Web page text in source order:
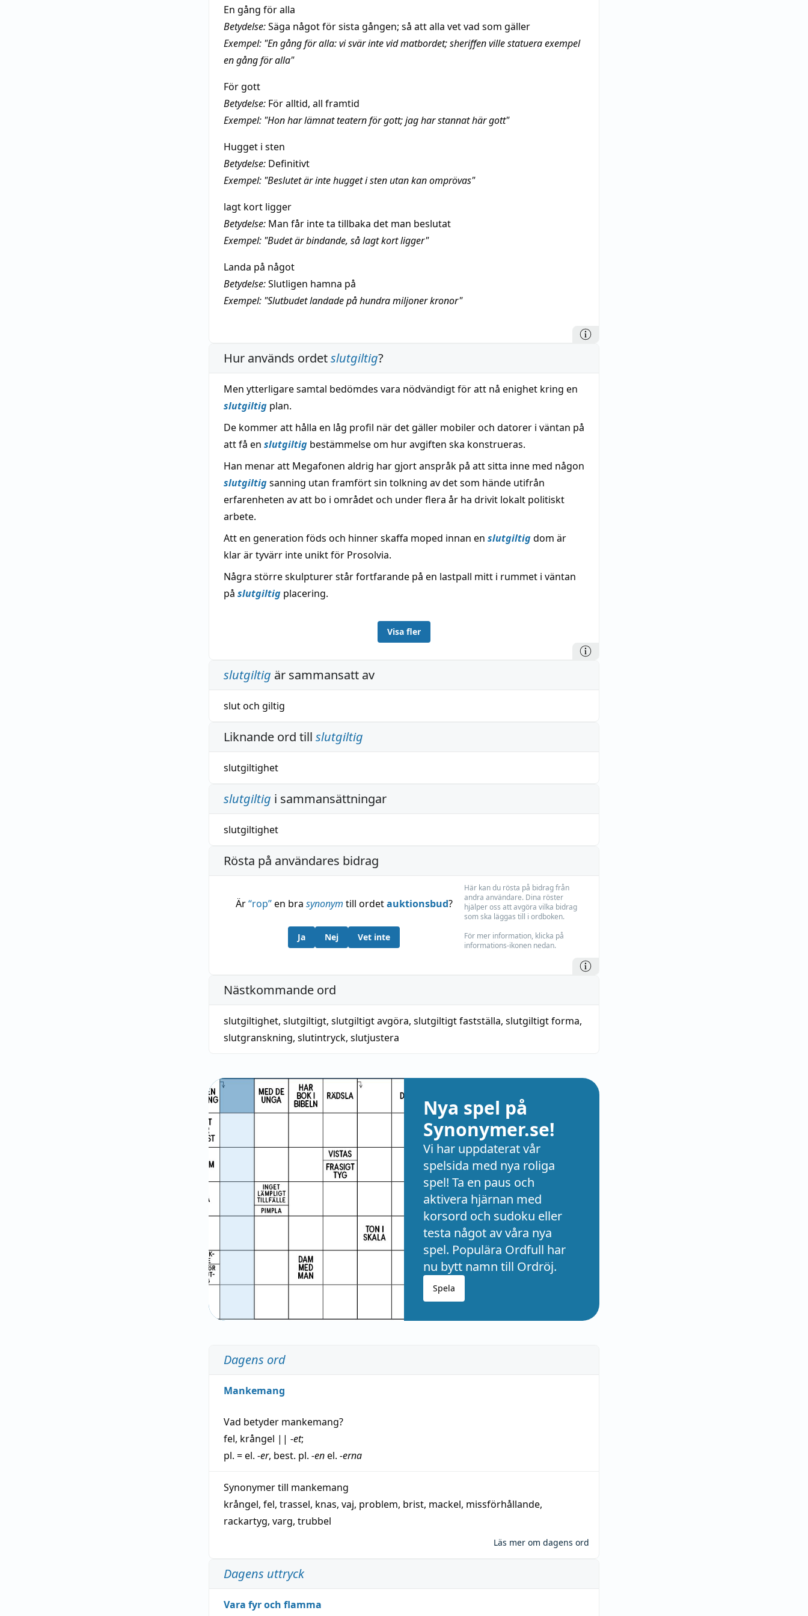
En gång för alla
Betydelse:Säga något för sista gången; så att alla vet vad som gäller
Exempel: "En gång för alla: vi svär inte vid matbordet; sheriffen ville statuera exempel
en gång för alla"
För gott
Betydelse: För alltid, all framtid
Exempel: "Hon har lämnat teatern för gott; jag har stannat här gott"
Hugget i sten
Betydelse: Definitivt
Exempel: "Beslutet är inte hugget i sten utan kan omprövas"
lagt kort ligger
Betydelse: Man får inte ta tillbaka det man beslutat
Exempel: "Budet är bindande, så lagt kort ligger"
Landa på något
Betydelse:Slutligen hamna på
Exempel: "Slutbudet landade på hundra miljoner kronor"
Hur används ordetslutgiltig?
Men ytterligare samtal bedömdes vara nödvändigt för att nå enighet kring en
slutgiltig plan.
De kommer att hålla en låg profil när det gäller mobiler och datorer i väntan på
att få en slutgiltig bestämmelse om hur avgiften ska konstrueras.
Han menar att Megafonen aldrig har gjort anspråk på att sitta inne med någon
slutgiltigsanning utan framfört sin tolkning av det som hände utifrån
erfarenheten av att bo i området och under flera år ha drivit lokalt politiskt
arbete.
Att en generation föds och hinner skaffa moped innan en slutgiltigdom är
klar är tyvärr inte unikt för Prosolvia.
Några större skulpturer står fortfarande på en lastpall mitt i rummet i väntan
på slutgiltig placering.
Visa fler
slutgiltig är sammansatt av
slutoch giltig
Liknande ord till slutgiltig
slutgiltighet
slutgiltig i sammansättningar
slutgiltighet
Rösta på användares bidrag
Är“rop”en bra synonym till ordetauktionsbud?
Ja Nej Vet inte
Här kan du rösta på bidrag från
andra användare. Dina röster
hjälper oss att avgöra vilka bidrag
som ska läggas till i ordboken.
För mer information, klicka på
informations-ikonen nedan.
Nästkommande ord
slutgiltighet, slutgiltigt, slutgiltigt avgöra, slutgiltigt fastställa, slutgiltigt forma,
slutgranskning, slutintryck, slutjustera
Nya spel på
Synonymer.se!
Vi har uppdaterat vår
spelsida med nya roliga
spel! Ta en paus och
aktivera hjärnan med
korsord och sudoku eller
testa något av våra nya
spel. Populära Ordfull har
nu bytt namn till Ordröj.
Spela
Dagens ord
Mankemang
Vad betyder mankemang?
fel, krångel || -et;
pl. = el. -er, best. pl. -enel. -erna
Synonymer till mankemang
krångel, fel, trassel, knas, vaj, problem, brist, mackel, missförhållande,
rackartyg, varg, trubbel
Läs mer om dagens ord
Dagens uttryck
Vara fyr och flamma